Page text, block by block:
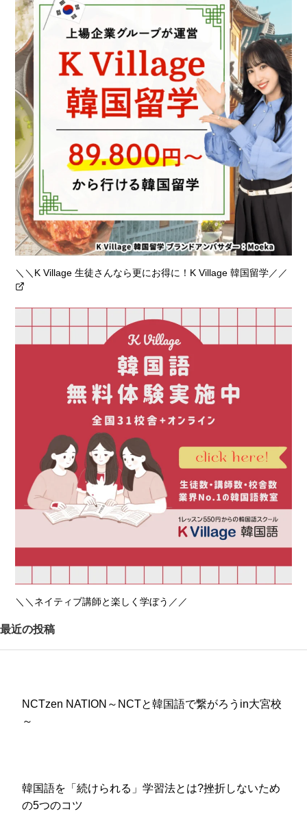
＼＼K Village 生徒さんなら更にお得に！K Village 韓国留学／／
＼＼ネイティブ講師と楽しく学ぼう／／
最近の投稿
NCTzen NATION～NCTと韓国語で繋がろうin大宮校
～
韓国語を「続けられる」学習法とは?挫折しないため
の5つのコツ